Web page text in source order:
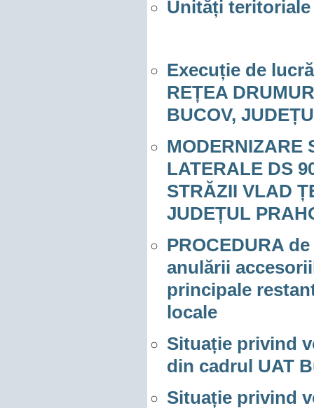
Unități
Execuție de
REȚEA
BUCOV,
MODERNIZARE
LATERALE DS
STRĂZII VLAD
JUDEȚUL
PROCEDURA
anulării
principale
locale
Situație privind
din cadrul UAT
Situație privind